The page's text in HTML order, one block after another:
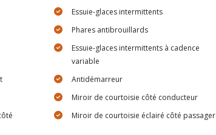
Essuie-glaces intermittents
Phares antibrouillards
Essuie-glaces intermittents à cadence
variable
Antidémarreur
Miroir de courtoisie côté conducteur
Miroir de courtoisie éclairé côté passager